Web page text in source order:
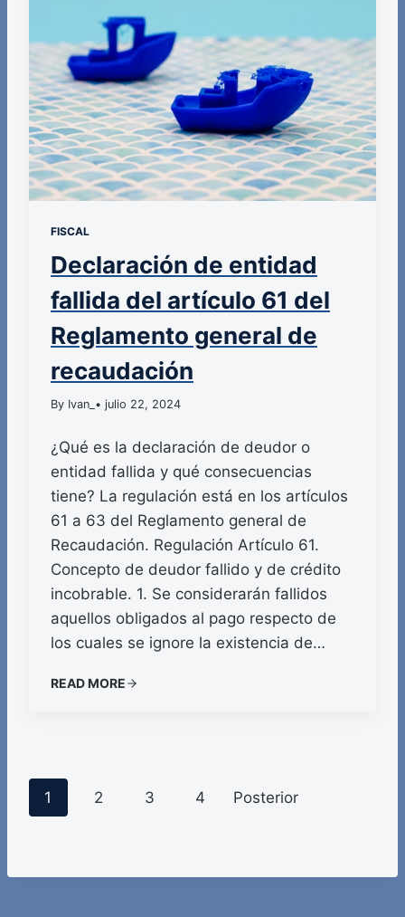
FISCAL
Declaración de entidad
fallida del artículo 61 del
Reglamento general de
recaudación
By Ivan_ • julio 22, 2024
¿Qué es la declaración de deudor o
entidad fallida y qué consecuencias
tiene? La regulación está en los artículos
61 a 63 del Reglamento general de
Recaudación. Regulación Artículo 61.
Concepto de deudor fallido y de crédito
incobrable. 1. Se considerarán fallidos
aquellos obligados al pago respecto de
los cuales se ignore la existencia de…
READ MORE
s
1 2 3 4 Posterior